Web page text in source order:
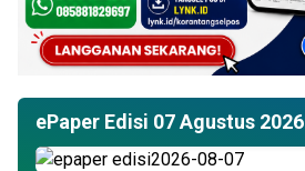
ePaper Edisi 07 Agustus 2026